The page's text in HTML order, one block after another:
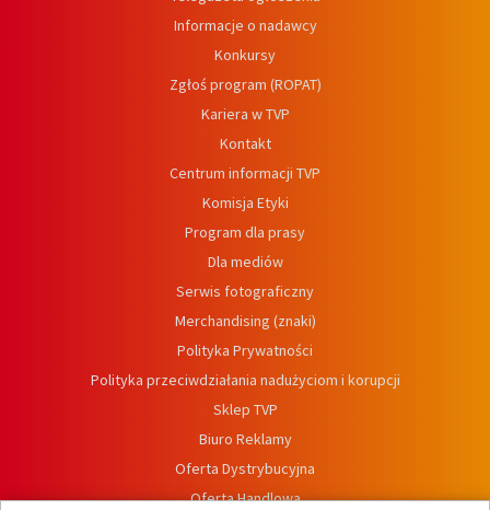
Informacje o nadawcy
Konkursy
Zgłoś program (ROPAT)
Kariera w TVP
Kontakt
Centrum informacji TVP
Komisja Etyki
Program dla prasy
Dla mediów
Serwis fotograficzny
Merchandising (znaki)
Polityka Prywatności
Polityka przeciwdziałania nadużyciom i korupcji
Sklep TVP
Biuro Reklamy
Oferta Dystrybucyjna
Oferta Handlowa